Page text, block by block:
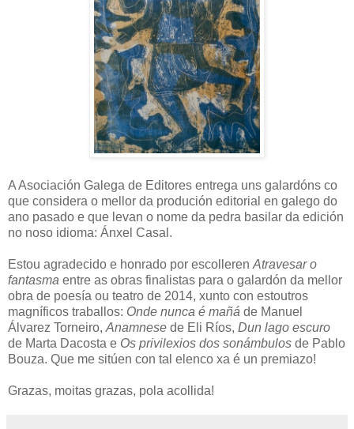
A Asociación Galega de Editores entrega uns galardóns co
que considera o mellor da produción editorial en galego do
ano pasado e que levan o nome da pedra basilar da edición
no noso idioma: Ánxel Casal.
Estou agradecido e honrado por escolleren Atravesar o
fantasma entre as obras finalistas para o galardón da mellor
obra de poesía ou teatro de 2014, xunto con estoutros
magníficos traballos: Onde nunca é mañá de Manuel
Álvarez Torneiro, Anamnese de Eli Ríos, Dun lago escuro
de Marta Dacosta e Os privilexios dos sonámbulos de Pablo
Bouza. Que me sitúen con tal elenco xa é un premiazo!
Grazas, moitas grazas, pola acollida!